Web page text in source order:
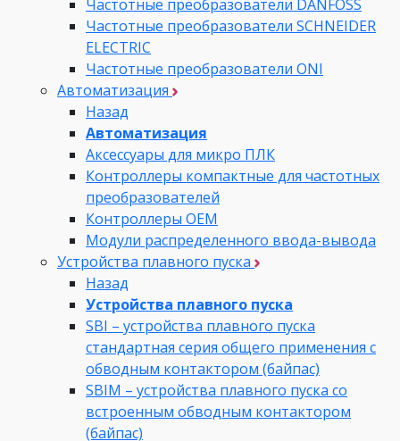
Частотные преобразователи DANFOSS
Частотные преобразователи SCHNEIDER
ELECTRIC
Частотные преобразователи ONI
Автоматизация
Назад
Автоматизация
Аксессуары для микро ПЛК
Контроллеры компактные для частотных
преобразователей
Контроллеры ОЕМ
Модули распределенного ввода-вывода
Устройства плавного пуска
Назад
Устройства плавного пуска
SBI – устройства плавного пуска
стандартная серия общего применения с
обводным контактором (байпас)
SBIM – устройства плавного пуска со
встроенным обводным контактором
(байпас)